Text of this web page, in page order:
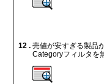
12 . 売値が安すぎる製品
Categoryフィルタを